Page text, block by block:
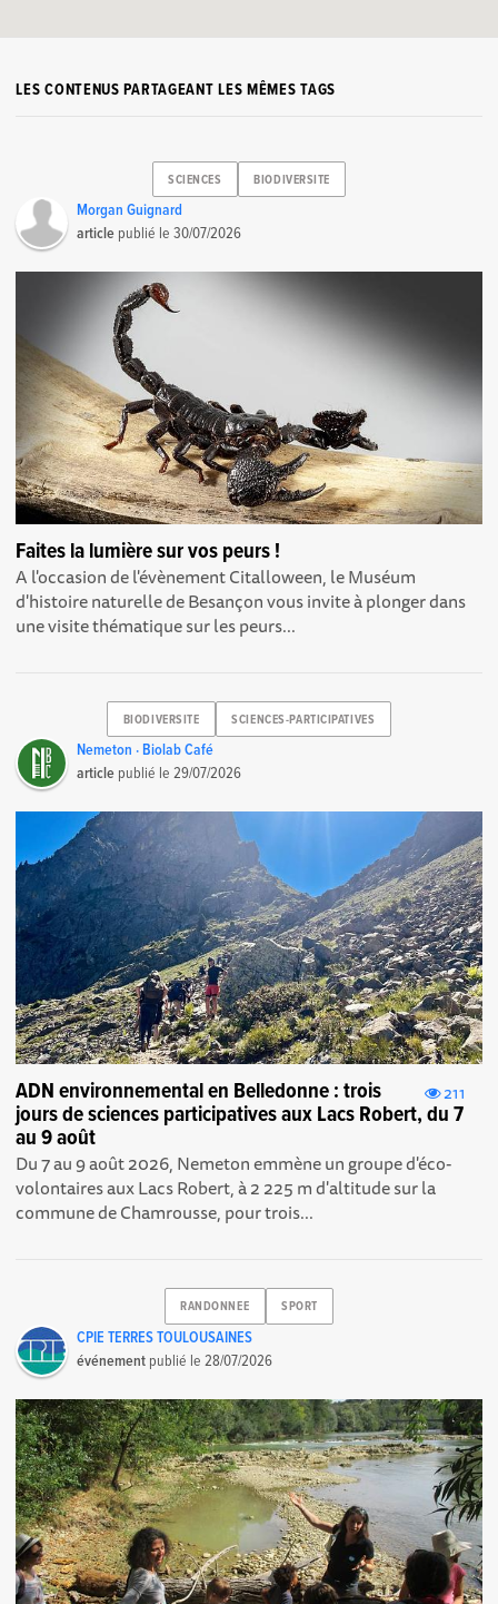
LES CONTENUS PARTAGEANT LES MÊMES TAGS
SCIENCES BIODIVERSITE
Morgan Guignard
article publié le30/07/2026
Faites la lumière sur vos peurs !
A l'occasion de l'évènement Citalloween, le Muséum
d'histoire naturelle de Besançon vous invite à plonger dans
une visite thématique sur les peurs...
BIODIVERSITE SCIENCES-PARTICIPATIVES
Nemeton · Biolab Café
article publié le29/07/2026
211
ADN environnemental en Belledonne : trois
jours de sciences participatives aux Lacs Robert, du 7
au 9 août
Du 7 au 9 août 2026, Nemeton emmène un groupe d'éco-
volontaires aux Lacs Robert, à 2 225 m d'altitude sur la
commune de Chamrousse, pour trois...
RANDONNEE SPORT
CPIE TERRES TOULOUSAINES
événement publié le28/07/2026